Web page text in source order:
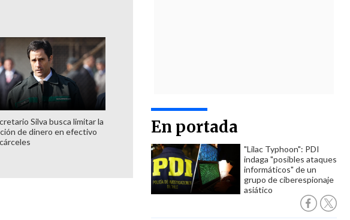
En portada
"Lilac Typhoon": PDI
indaga "posibles ataques
informáticos" de un
grupo de ciberespionaje
asiático
Silva busca limitar la
de dinero en efectivo